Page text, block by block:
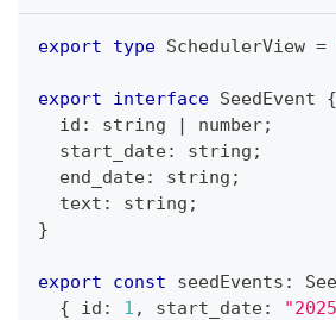
export type SchedulerView =
export interface SeedEvent
{
  id
: string | number;
  start_date
: string ;
  end_date
: string ;
  text
: string ;
}
export const seedEvents :
{ id : 1 , start_date: